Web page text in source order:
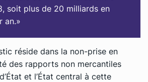
soit plus de 20 milliards en
an.»
réside dans la non-prise en
des rapports non mercantiles
et l’État central à cette